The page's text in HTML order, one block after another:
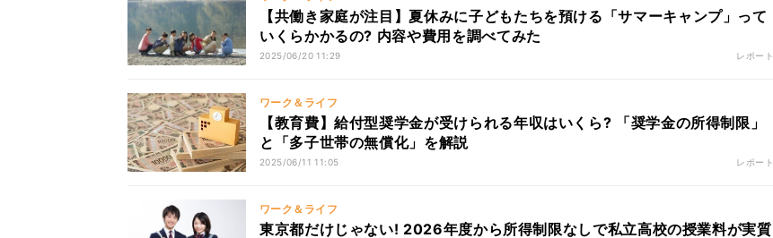
【共働き家庭が注目】夏休みに子どもたちを預ける「サマーキャンプ」って
いくらかかるの? 内容や費用を調べてみた
2025/06/20 11:29 レポート
ワーク＆ライフ
【教育費】給付型奨学金が受けられる年収はいくら? 「奨学金の所得制限」
と「多子世帯の無償化」を解説
2025/06/11 11:05 レポート
ワーク＆ライフ
東京都だけじゃない! 2026年度から所得制限なしで私立高校の授業料が実質